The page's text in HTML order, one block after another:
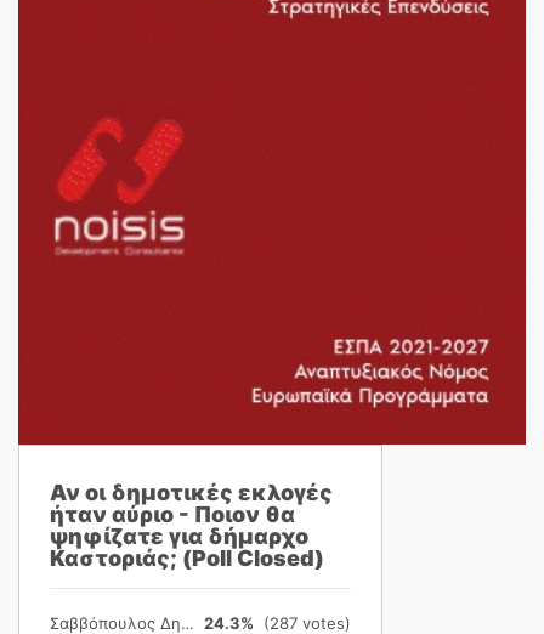
Αν οι δημοτικές εκλογές
ήταν αύριο - Ποιον θα
ψηφίζατε για δήμαρχο
Καστοριάς; (Poll Closed)
Σαββόπουλος Δημήτρης 24.3% (287 votes)